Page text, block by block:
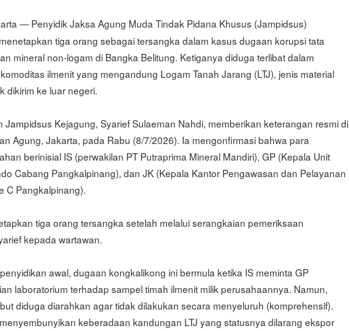
— Penyidik Jaksa Agung Muda Tindak Pidana Khusus (Jampidsus)
tiga orang sebagai tersangka dalam kasus dugaan korupsi tata
mineral non-logam di Bangka Belitung. Ketiganya diduga terlibat dalam
ilmenit yang mengandung Logam Tanah Jarang (LTJ), jenis material
dikirim ke luar negeri.
Jampidsus Kejagung, Syarief Sulaeman Nahdi, memberikan keterangan resmi di
Agung, Jakarta, pada Rabu (8/7/2026). Ia mengonfirmasi bahwa para
berinisial IS (perwakilan PT Putraprima Mineral Mandiri), GP (Kepala Unit
Cabang Pangkalpinang), dan JK (Kepala Kantor Pengawasan dan Pelayanan
C Pangkalpinang).
tiga orang tersangka setelah melalui serangkaian pemeriksaan
kepada wartawan.
awal, dugaan kongkalikong ini bermula ketika IS meminta GP
laboratorium terhadap sampel timah ilmenit milik perusahaannya. Namun,
diduga diarahkan agar tidak dilakukan secara menyeluruh (komprehensif).
keberadaan kandungan LTJ yang statusnya dilarang ekspor